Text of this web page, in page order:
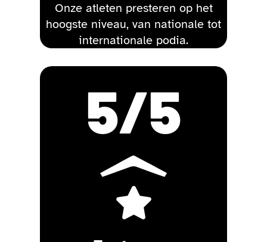
Onze atleten presteren op het
hoogste niveau, van nationale tot
internationale podia.
5/5
